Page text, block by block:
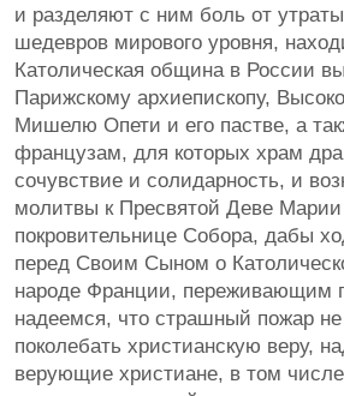
и разделяют с ним боль от
шедевров мирового уровня,
Католическая община в России
Парижскому архиепископу,
Мишелю Опети и его пастве, а
французам, для которых храм
сочувствие и солидарность, и
молитвы к Пресвятой Деве Марии
покровительнице Собора, дабы
перед Своим Сыном о
народе Франции, переживающим
надеемся, что страшный пожар
поколебать христианскую веру,
верующие христиане, в том